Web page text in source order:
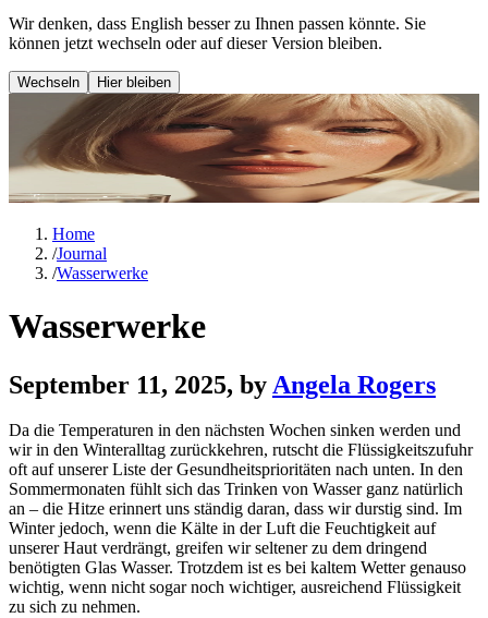
Wir denken, dass English besser zu Ihnen passen könnte. Sie
können jetzt wechseln oder auf dieser Version bleiben.
Wechseln Hier bleiben
Home
/Journal
/Wasserwerke
Wasserwerke
September 11, 2025, by Angela Rogers
Da die Temperaturen in den nächsten Wochen sinken werden und
wir in den Winteralltag zurückkehren, rutscht die Flüssigkeitszufuhr
oft auf unserer Liste der Gesundheitsprioritäten nach unten. In den
Sommermonaten fühlt sich das Trinken von Wasser ganz natürlich
an – die Hitze erinnert uns ständig daran, dass wir durstig sind. Im
Winter jedoch, wenn die Kälte in der Luft die Feuchtigkeit auf
unserer Haut verdrängt, greifen wir seltener zu dem dringend
benötigten Glas Wasser. Trotzdem ist es bei kaltem Wetter genauso
wichtig, wenn nicht sogar noch wichtiger, ausreichend Flüssigkeit
zu sich zu nehmen.